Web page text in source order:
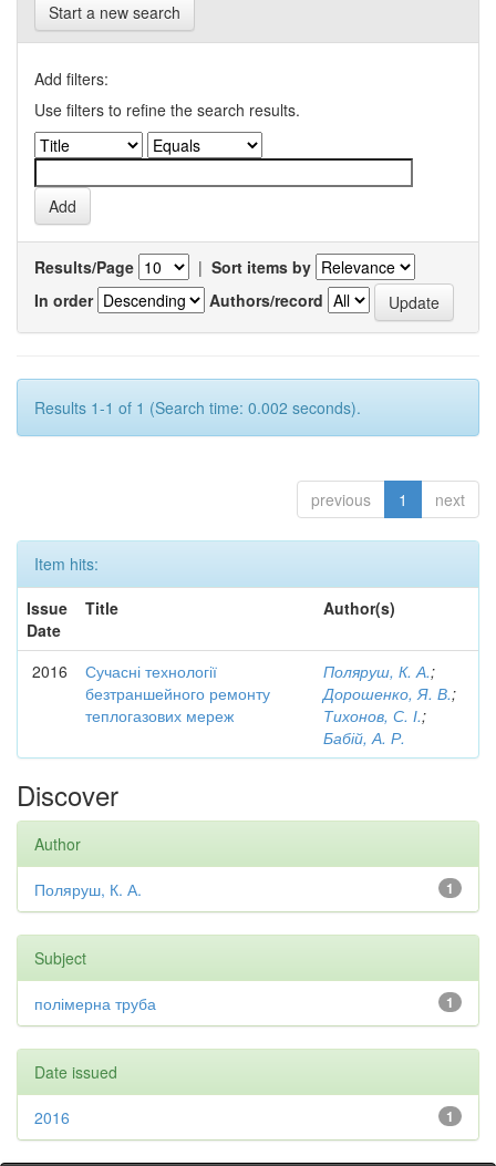
Start a new search
Add filters:
Use filters to refine the search results.
Results/Page | Sort items by
In order
Authors/record
Results 1-1 of 1 (Search time: 0.002 seconds).
previous 1 next
Item hits:
Issue
Date
Title Author(s)
2016
Сучасні технології
безтраншейного ремонту
теплогазових мереж
Поляруш, К. А.;
Дорошенко, Я. В.;
Тихонов, С. І.;
Бабій, А. Р.
Discover
Author
1
Поляруш, К. А.
Subject
1
полімерна труба
Date issued
1
2016